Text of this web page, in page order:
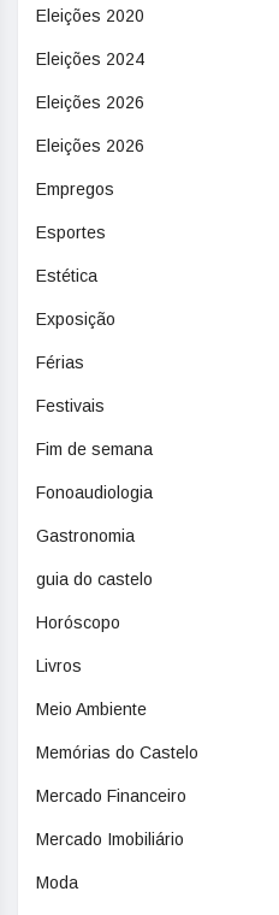
Eleições 2020
Eleições 2024
Eleições 2026
Eleições 2026
Empregos
Esportes
Estética
Exposição
Férias
Festivais
Fim de semana
Fonoaudiologia
Gastronomia
guia do castelo
Horóscopo
Livros
Meio Ambiente
Memórias do Castelo
Mercado Financeiro
Mercado Imobiliário
Moda